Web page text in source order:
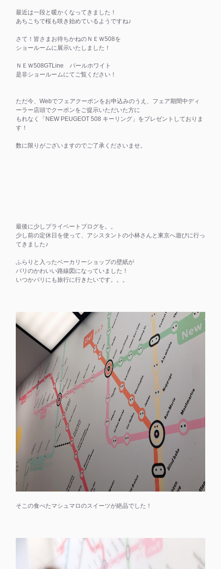
最近は一段と暖かくなってきました！
あちこちで桜も咲き始めているようですね♪
さて！皆さまお待ちかねのＮＥＷ508を
ショールームに展示いたしました！
ＮＥＷ508GTLine パールホワイト
是非ショールームにてご覧ください！
ただ今、Webでフェアクーポンをお申込みのうえ、フェア期間中ディ
ーラー店頭でクーポンをご提示いただいた方に
もれなく「NEW PEUGEOT 508 キーリング」をプレゼントしておりま
す！
数に限りがございますのでご了承くださいませ。
最後に少しプライベートブログを。。
少し前の定休日を使って、アシスタントの小林さんと東京へ遊びに行っ
てきました♪
ふらりと入ったベーカリーショップの壁紙が
パリのかわいい路線図になっていました！
いつかパリにも旅行に行きたいです。。。
そこの食べたマシュマロのスイーツが絶品でした！